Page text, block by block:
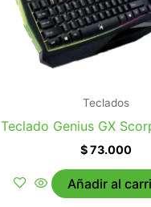
Teclados
Teclado Genius GX
$73.000
Añadir al